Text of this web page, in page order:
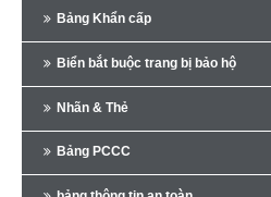
Bảng Khẩn cấp
Biển bắt buộc trang bị bảo hộ
Nhãn & Thẻ
Bảng PCCC